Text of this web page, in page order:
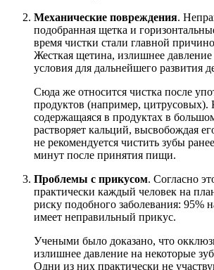
Механические повреждения.
подобранная щетка и
время чистки стали главной
Жесткая щетина, излишнее давление
условия для дальнейшего развития
Сюда же относится чистка после
продуктов (например, цитрусовых).
содержащаяся в продуктах в
растворяет кальций, высвобождая
не рекомендуется чистить зубы
минут после принятия пищи.
Проблемы с прикусом. Согласно
практически каждый человек на
риску подобного заболевания: 95%
имеет неправильный прикус.
Учеными было доказано, что
излишнее давление на некоторые
Одни из них практически не